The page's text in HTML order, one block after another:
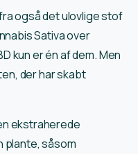
også det ulovlige stof
Sativa over
kun er én af dem. Men
der har skabt
ekstraherede
plante, såsom